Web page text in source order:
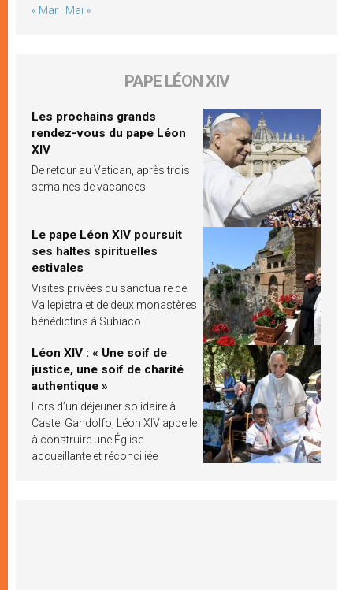
« Mar Mai »
PAPE LÉON XIV
Les prochains grands
rendez-vous du pape Léon
XIV
De retour au Vatican, après trois
semaines de vacances
Le pape Léon XIV poursuit
ses haltes spirituelles
estivales
Visites privées du sanctuaire de
Vallepietra et de deux monastères
bénédictins à Subiaco
Léon XIV : « Une soif de
justice, une soif de charité
authentique »
Lors d’un déjeuner solidaire à
Castel Gandolfo, Léon XIV appelle
à construire une Église
accueillante et réconciliée